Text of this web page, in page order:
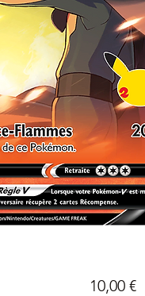
10,00 €